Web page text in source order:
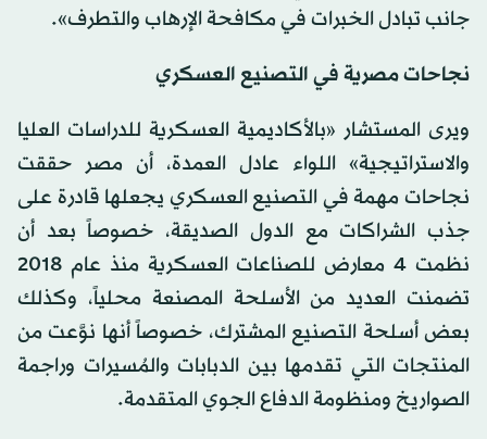
جانب تبادل الخبرات في مكافحة الإرهاب والتطرف».
نجاحات مصرية في التصنيع العسكري
ويرى المستشار «بالأكاديمية العسكرية للدراسات العليا
والاستراتيجية» اللواء عادل العمدة، أن مصر حققت
نجاحات مهمة في التصنيع العسكري يجعلها قادرة على
جذب الشراكات مع الدول الصديقة، خصوصاً بعد أن
نظمت 4 معارض للصناعات العسكرية منذ عام 2018
تضمنت العديد من الأسلحة المصنعة محلياً، وكذلك
بعض أسلحة التصنيع المشترك، خصوصاً أنها نوَّعت من
المنتجات التي تقدمها بين الدبابات والمُسيرات وراجمة
الصواريخ ومنظومة الدفاع الجوي المتقدمة.